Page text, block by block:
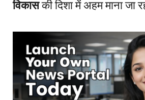
विकासकी दिशा में अहम माना जा